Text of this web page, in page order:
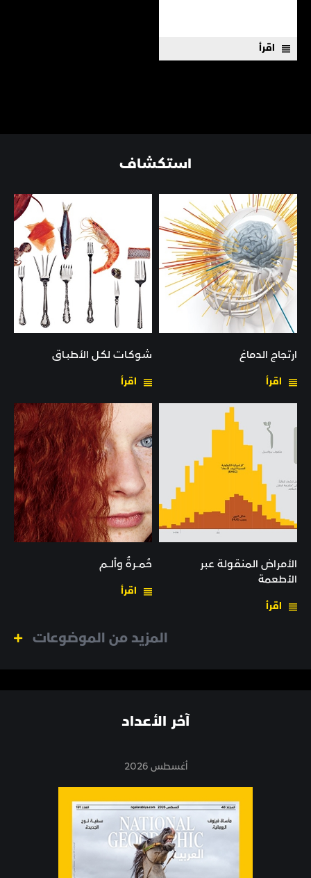
وقدرتها على السباحة بسرعات
فائقة تقارب الثمانين كيلومترا
اقرأ
استكشاف
ارتجاج الدماغ
اقرأ
شوكـات لكـل الأطبـاق
اقرأ
الأمراض المنقولة عبر
الأطعمة
اقرأ
حُمــرةٌ وألــم
اقرأ
المزيد من الموضوعات
آخر الأعداد
أغسطس 2026